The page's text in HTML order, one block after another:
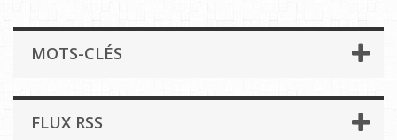
MOTS-CLÉS
FLUX RSS